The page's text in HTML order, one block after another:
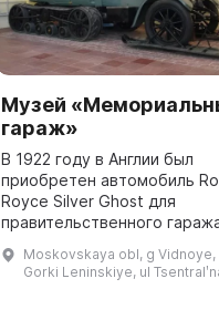
Музей
гараж»
В 1922 году в Англии был
приобретен автомобиль
Royce Silver Ghost для
правительственного
заводе в Петрограде: к
части шасси были
Moskovskaya obl, g Vidnoye,
Gorki Leninskiye, ul